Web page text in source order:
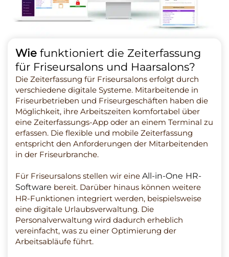
Wie funktioniert die Zeiterfassung
für Friseursalons und Haarsalons?
Die Zeiterfassung für Friseursalons erfolgt durch
verschiedene digitale Systeme. Mitarbeitende in
Friseurbetrieben und Friseurgeschäften haben die
Möglichkeit, ihre Arbeitszeiten komfortabel über
eine Zeiterfassungs-App oder an einem Terminal zu
erfassen. Die flexible und mobile Zeiterfassung
entspricht den Anforderungen der Mitarbeitenden
in der Friseurbranche.
Für Friseursalons stellen wir eine All-in-One HR-
Software bereit. Darüber hinaus können weitere
HR-Funktionen integriert werden, beispielsweise
eine digitale Urlaubsverwaltung. Die
Personalverwaltung wird dadurch erheblich
vereinfacht, was zu einer Optimierung der
Arbeitsabläufe führt.